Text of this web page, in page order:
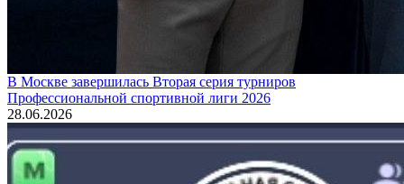
В Москве завершилась Вторая серия турниров
Профессиональной спортивной лиги 2026
28.06.2026